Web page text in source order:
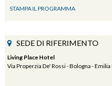
STAMPA IL PROGRAMMA
SEDE DI RIFERIMENTO
Living Place Hotel
Via Properzia De' Rossi - Bologna - Emilia